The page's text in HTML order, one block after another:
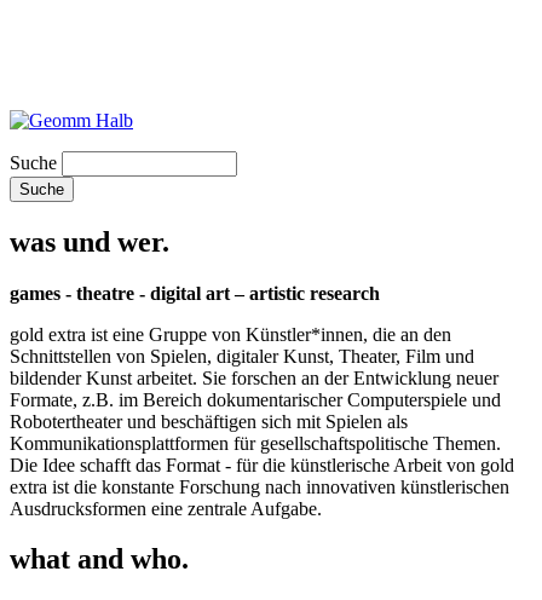
Suche
was und wer.
games - theatre - digital art – artistic research
gold extra ist eine Gruppe von Künstler*innen, die an den
Schnittstellen von Spielen, digitaler Kunst, Theater, Film und
bildender Kunst arbeitet. Sie forschen an der Entwicklung neuer
Formate, z.B. im Bereich dokumentarischer Computerspiele und
Robotertheater und beschäftigen sich mit Spielen als
Kommunikationsplattformen für gesellschaftspolitische Themen.
Die Idee schafft das Format - für die künstlerische Arbeit von gold
extra ist die konstante Forschung nach innovativen künstlerischen
Ausdrucksformen eine zentrale Aufgabe.
what and who.